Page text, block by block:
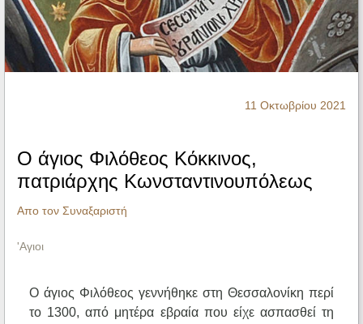
Ηχητικά
11 Οκτωβρίου 2021
Ο άγιος Φιλόθεος Κόκκινος,
πατριάρχης Κωνσταντινουπόλεως
Απο τον Συναξαριστή
'Αγιοι
Ο άγιος Φιλόθεος γεννήθηκε στη Θεσσαλονίκη περί
το 1300, από μητέρα εβραία που είχε ασπασθεί τη